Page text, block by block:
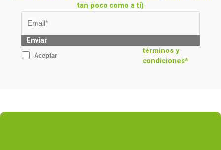
tan poco como a ti)
Enviar
Aceptar
términos y
condiciones*